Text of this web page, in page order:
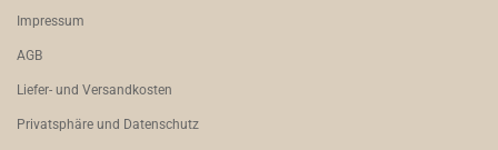
Impressum
AGB
Liefer- und Versandkosten
Privatsphäre und Datenschutz